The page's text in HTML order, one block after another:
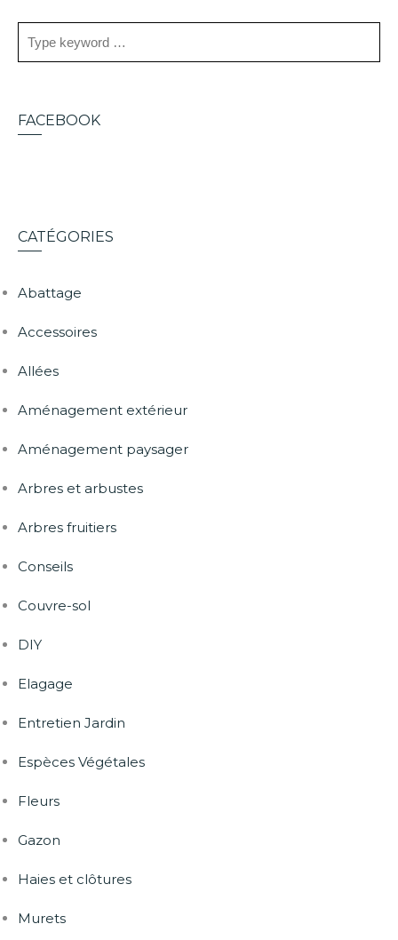
FACEBOOK
CATÉGORIES
Abattage
Accessoires
Allées
Aménagement extérieur
Aménagement paysager
Arbres et arbustes
Arbres fruitiers
Conseils
Couvre-sol
DIY
Elagage
Entretien Jardin
Espèces Végétales
Fleurs
Gazon
Haies et clôtures
Murets